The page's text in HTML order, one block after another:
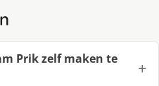
Prik zelf maken te